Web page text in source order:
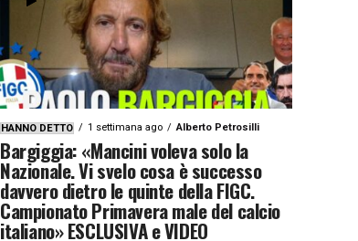
HANNO DETTO 1 settimana ago Alberto Petrosilli
Bargiggia: «Mancini voleva solo la
Nazionale. Vi svelo cosa è successo
davvero dietro le quinte della FIGC.
Campionato Primavera male del calcio
italiano» ESCLUSIVA e VIDEO